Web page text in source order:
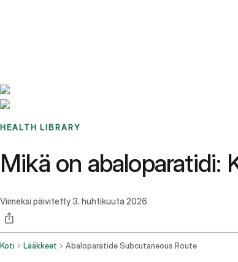
HEALTH LIBRARY
Mikä on
Viimeksi päivitetty3. huhtikuuta 2026
Koti Lääkkeet Abaloparatide Subcutaneous Route